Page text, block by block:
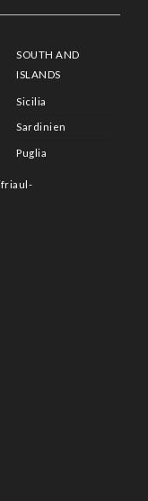
SOUTH AND
ISLANDS
Sicilia
Sardinien
Puglia